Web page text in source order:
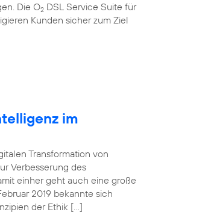
Die O2 DSL Service Suite für
Kunden sicher zum Ziel
im
Transformation von
Verbesserung des
einher geht auch eine große
2019 bekannte sich
der Ethik […]